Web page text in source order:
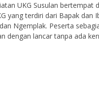
UKG Susulan bertempat
yang terdiri dari Bapak dan
Ngemplak. Peserta
dengan lancar tanpa ada